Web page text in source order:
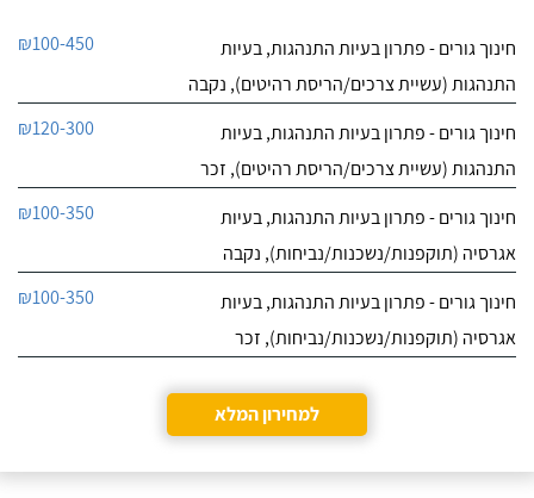
חינוך גורים - פתרון בעיות התנהגות, בעיות
התנהגות (עשיית צרכים/הריסת רהיטים), נקבה
₪100-450
חינוך גורים - פתרון בעיות התנהגות, בעיות
התנהגות (עשיית צרכים/הריסת רהיטים), זכר
₪120-300
חינוך גורים - פתרון בעיות התנהגות, בעיות
אגרסיה (תוקפנות/נשכנות/נביחות), נקבה
₪100-350
חינוך גורים - פתרון בעיות התנהגות, בעיות
אגרסיה (תוקפנות/נשכנות/נביחות), זכר
₪100-350
למחירון המלא